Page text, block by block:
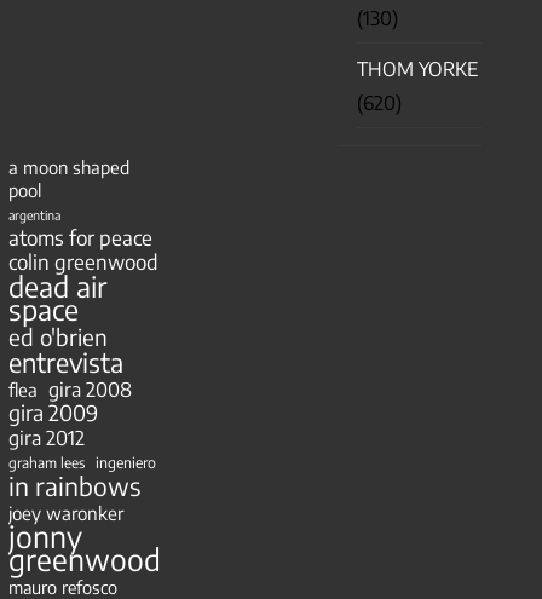
(130)
THOM YORKE
(620)
a moon shaped
pool
argentina
atoms for peace
colin greenwood
dead air
space
ed o'brien
entrevista
flea gira 2008
gira 2009
gira 2012
graham lees ingeniero
in rainbows
joey waronker
jonny
greenwood
mauro refosco